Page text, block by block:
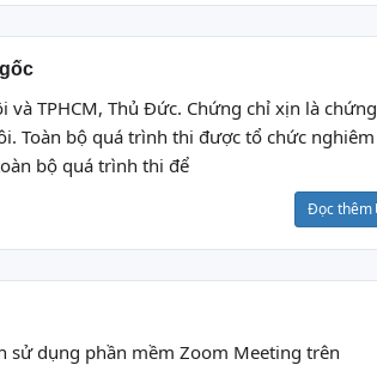
và TPHCM, Thủ Đức. Chứng chỉ xịn là chứng
Toàn bộ quá trình thi được tổ chức nghiêm
bộ quá trình thi để
Đọc thêm
sử dụng phần mềm Zoom Meeting trên